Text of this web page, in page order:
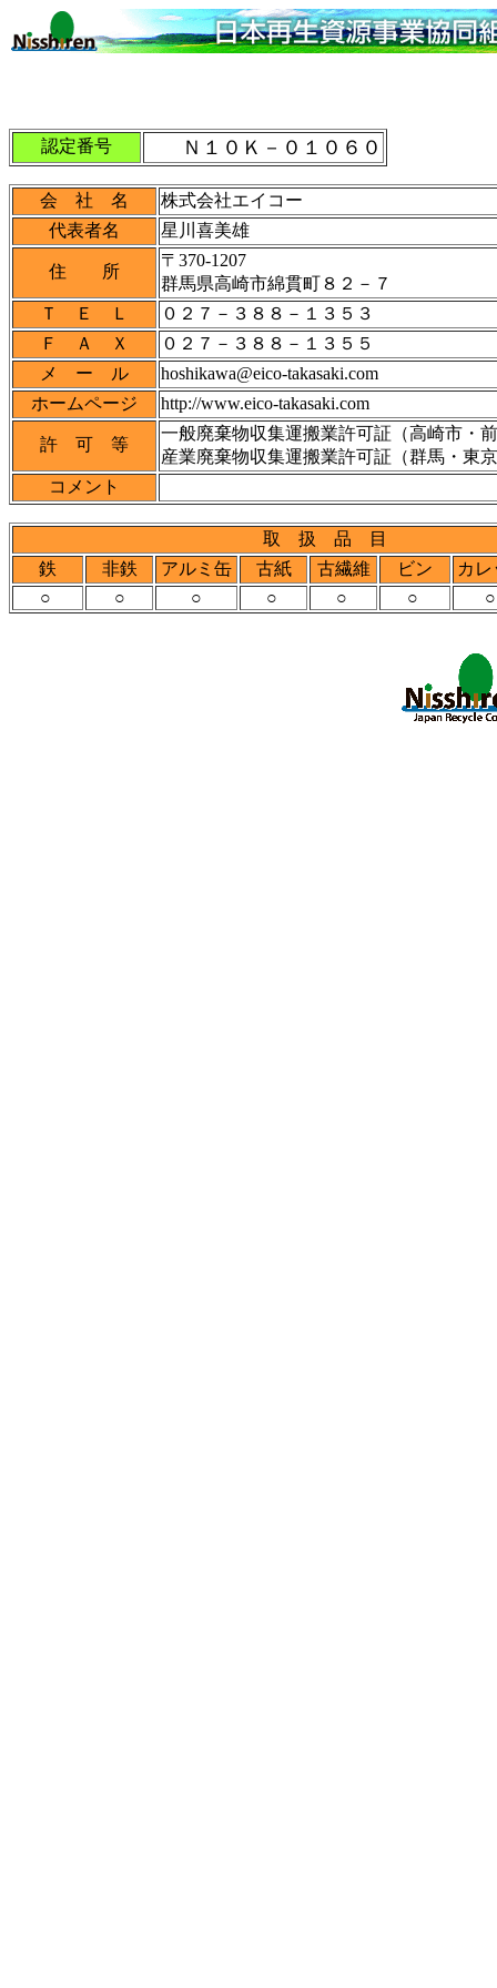
認定番号 Ｎ１０Ｋ－０１０６０
会 社 名
株式会社エイコー
代表者名
星川喜美雄
住 所
〒370-1207
群馬県高崎市綿貫町８２－７
Ｔ Ｅ Ｌ
０２７－３８８－１３５３
Ｆ Ａ Ｘ
０２７－３８８－１３５５
メ ー ル
hoshikawa@eico-takasaki.com
ホームページ
http://www.eico-takasaki.com
許 可 等
一般廃棄物収集運搬業許可証（高崎市・
産業廃棄物収集運搬業許可証（群馬・東
コメント
取 扱 品 目
鉄
非鉄 アルミ缶 古紙 古繊維 ビン
カレ
○
○ ○ ○ ○ ○